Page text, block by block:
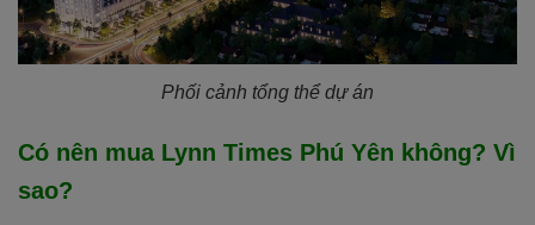
Phối cảnh tổng thể dự án
Có nên mua Lynn Times Phú Yên không? Vì
sao?